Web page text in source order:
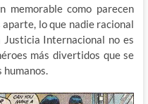
como parecen
lo que nadie racional
Internacional no es
más divertidos que se
humanos.